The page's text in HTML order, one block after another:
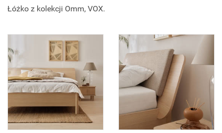
Łóżko z kolekcji Omm, VOX.